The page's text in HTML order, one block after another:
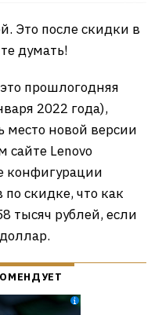
Это после скидки в
думать!
прошлогодняя
2022 года),
место новой версии
сайте Lenovo
конфигурации
скидке, что как
тысяч рублей, если